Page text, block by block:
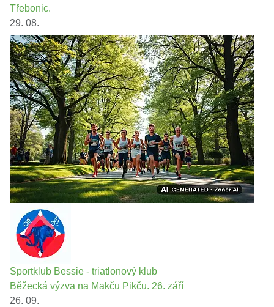
Třebonic.
29. 08.
Sportklub Bessie - triatlonový klub
Běžecká výzva na Makču Pikču. 26. září
26. 09.